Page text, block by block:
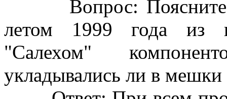
Вопрос: Поясните,
летом 1999 года из
"Салехом"
укладывались ли в